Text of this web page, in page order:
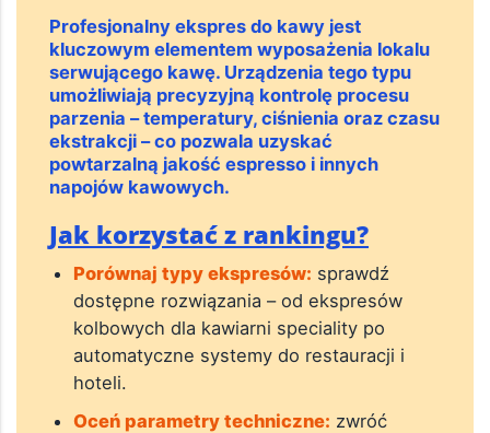
Profesjonalny ekspres do kawy jest
kluczowym elementem wyposażenia lokalu
serwującego kawę. Urządzenia tego typu
umożliwiają precyzyjną kontrolę procesu
parzenia – temperatury, ciśnienia oraz czasu
ekstrakcji – co pozwala uzyskać
powtarzalną jakość espresso i innych
napojów kawowych.
Jak korzystać z rankingu?
Porównaj typy ekspresów: sprawdź
dostępne rozwiązania – od ekspresów
kolbowych dla kawiarni speciality po
automatyczne systemy do restauracji i
hoteli.
Oceń parametry techniczne: zwróć